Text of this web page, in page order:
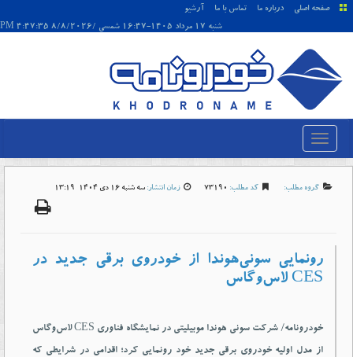
صفحه اصلی درباره ما تماس با ما
آرشیو
شنبه 17 مرداد 1405-16:47 شمسی /8/8/2026 4:47:35 PM
گروه مطلب: کد مطلب: 73190 زمان انتشار: سه شنبه 16 دی 1404-13:19
رونمایی سونی‌هوندا از خودروی برقی جدید در
CES لاس‌وگاس
خودرونامه/ شرکت سونی هوندا موبیلیتی در نمایشگاه فناوری CES لاس‌وگاس
از مدل اولیه خودروی برقی جدید خود رونمایی کرد؛ اقدامی در شرایطی که